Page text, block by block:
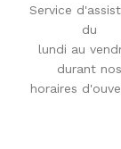
Service
du
lundi au
durant nos
horaires